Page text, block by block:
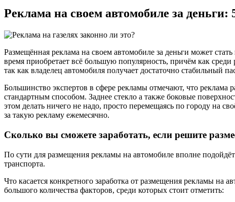
Реклама на своем автомобиле за
Размещённая реклама на своем автомобиле за деньги может
время приобретает всё большую популярность, причём как
так как владелец автомобиля получает достаточно стабильный
Большинство экспертов в сфере рекламы отмечают, что
стандартным способом. Заднее стекло а также боковые
этом делать ничего не надо, просто перемещаясь по городу на
за такую рекламу ежемесячно.
Сколько вы сможете заработать, если решите
По сути для размещения рекламы на автомобиле вполне
транспорта.
Что касается конкретного заработка от размещения рекламы на
большого количества факторов, среди которых стоит отметить: